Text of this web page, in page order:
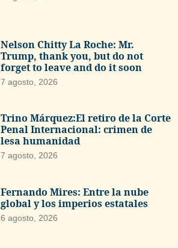
Nelson Chitty La Roche: Mr.
Trump, thank you, but do not
forget to leave and do it soon
7 agosto, 2026
Trino Márquez:El retiro de la Corte
Penal Internacional: crimen de
lesa humanidad
7 agosto, 2026
Fernando Mires: Entre la nube
global y los imperios estatales
6 agosto, 2026